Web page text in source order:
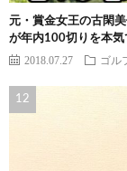
元・賞金女王の古閑
が年内100切りを本気
2018.07.27 ゴル